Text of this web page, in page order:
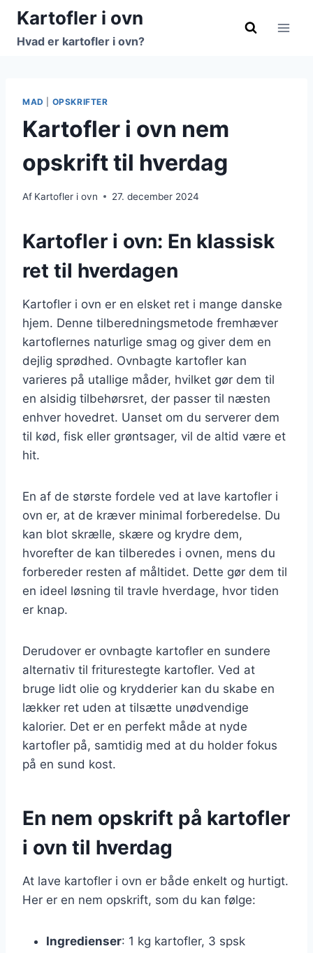
Fortsæt
indhold
Kartofler i ovn
Hvad er kartofler i ovn?
MAD OPSKRIFTER
Kartofler i ovn nem
opskrift til hverdag
Af Kartofler i ovn 27. december 2024
Kartofler i ovn: En klassisk
ret til hverdagen
Kartofler i ovn er en elsket ret i mange danske
hjem. Denne tilberedningsmetode fremhæver
kartoflernes naturlige smag og giver dem en
dejlig sprødhed. Ovnbagte kartofler kan
varieres på utallige måder, hvilket gør dem til
en alsidig tilbehørsret, der passer til næsten
enhver hovedret. Uanset om du serverer dem
til kød, fisk eller grøntsager, vil de altid være et
hit.
En af de største fordele ved at lave kartofler i
ovn er, at de kræver minimal forberedelse. Du
kan blot skrælle, skære og krydre dem,
hvorefter de kan tilberedes i ovnen, mens du
forbereder resten af måltidet. Dette gør dem til
en ideel løsning til travle hverdage, hvor tiden
er knap.
Derudover er ovnbagte kartofler en sundere
alternativ til friturestegte kartofler. Ved at
bruge lidt olie og krydderier kan du skabe en
lækker ret uden at tilsætte unødvendige
kalorier. Det er en perfekt måde at nyde
kartofler på, samtidig med at du holder fokus
på en sund kost.
En nem opskrift på kartofler
i ovn til hverdag
At lave kartofler i ovn er både enkelt og hurtigt.
Her er en nem opskrift, som du kan følge:
Ingredienser: 1 kg kartofler, 3 spsk